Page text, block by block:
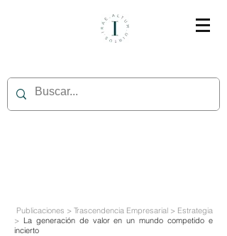
Publicaciones > Trascendencia Empresarial > Estrategia
> La generación de valor en un mundo competido e
incierto